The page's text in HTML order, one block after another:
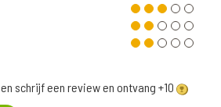
en schrijf een review en ontvang +10